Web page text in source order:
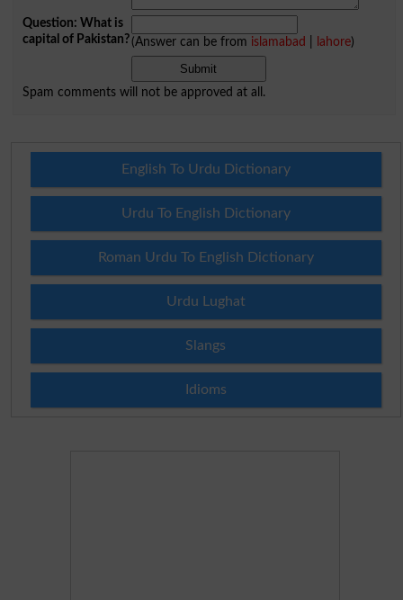
Question: What is
capital of Pakistan?(Answer can be from islamabad lahore)
Spam comments will not be approved at all.
English To Urdu Dictionary
Urdu To English Dictionary
Roman Urdu To English Dictionary
Urdu Lughat
Slangs
Idioms